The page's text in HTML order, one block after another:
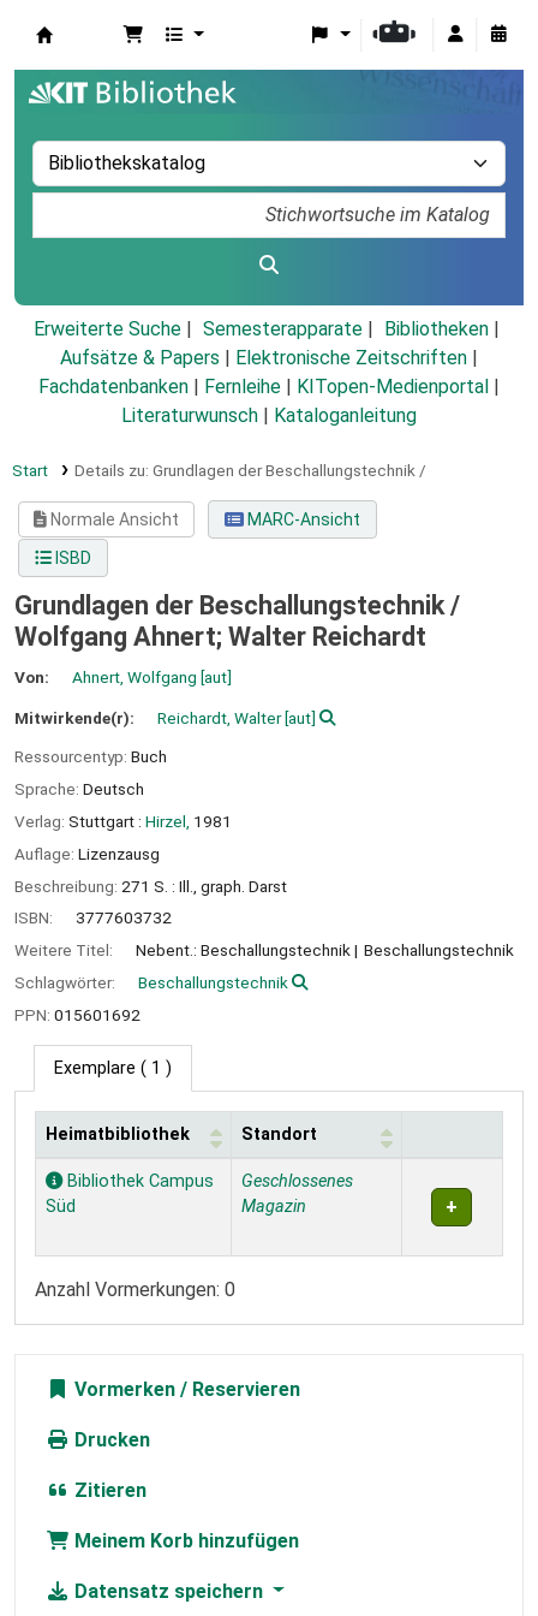
Erweiterte Suche Semesterapparate
Bibliotheken
Aufsätze & Papers
Elektronische Zeitschriften
Fachdatenbanken
Fernleihe KITopen-Medienportal
Literaturwunsch
Kataloganleitung
Start Details zu: Grundlagen der Beschallungstechnik /
Normale Ansicht
MARC-Ansicht
ISBD
Grundlagen der Beschallungstechnik /
Wolfgang Ahnert; Walter Reichardt
Von: Ahnert, Wolfgang [aut]
Mitwirkende(r): Reichardt, Walter[aut]
Ressourcentyp: Buch
Sprache: Deutsch
Verlag: Stuttgart : Hirzel, 1981
Auflage: Lizenzausg
Beschreibung: 271 S. : Ill., graph. Darst
ISBN:
3777603732
Weitere Titel:
Nebent.: Beschallungstechnik
Beschallungstechnik
Schlagwörter:
Beschallungstechnik
PPN: 015601692
Exemplare ( 1 )
Exemplare
Heimatbibliothek Standort
Bibliothek Campus
Süd
Geschlossenes
Magazin
Anzahl Vormerkungen: 0
Vormerken
Drucken
Zitieren
Meinem Korb hinzufügen
Datensatz speichern